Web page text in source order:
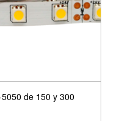
de 150 y 300